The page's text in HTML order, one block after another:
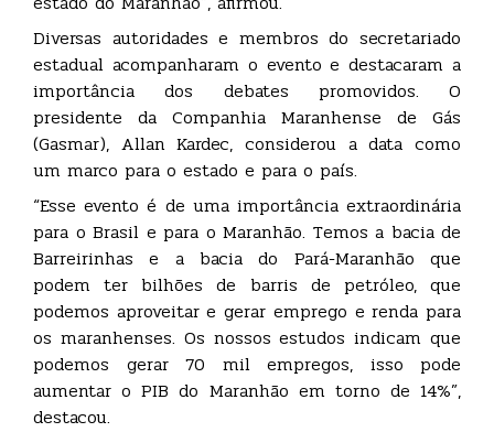
Diversas autoridades e membros do secretariado
estadual acompanharam o evento e destacaram a
importância dos debates promovidos. O
presidente da Companhia Maranhense de Gás
(Gasmar), Allan Kardec, considerou a data como
um marco para o estado e para o país.
“Esse evento é de uma importância extraordinária
para o Brasil e para o Maranhão. Temos a bacia de
Barreirinhas e a bacia do Pará-Maranhão que
podem ter bilhões de barris de petróleo, que
podemos aproveitar e gerar emprego e renda para
os maranhenses. Os nossos estudos indicam que
podemos gerar 70 mil empregos, isso pode
aumentar o PIB do Maranhão em torno de 14%”,
destacou.